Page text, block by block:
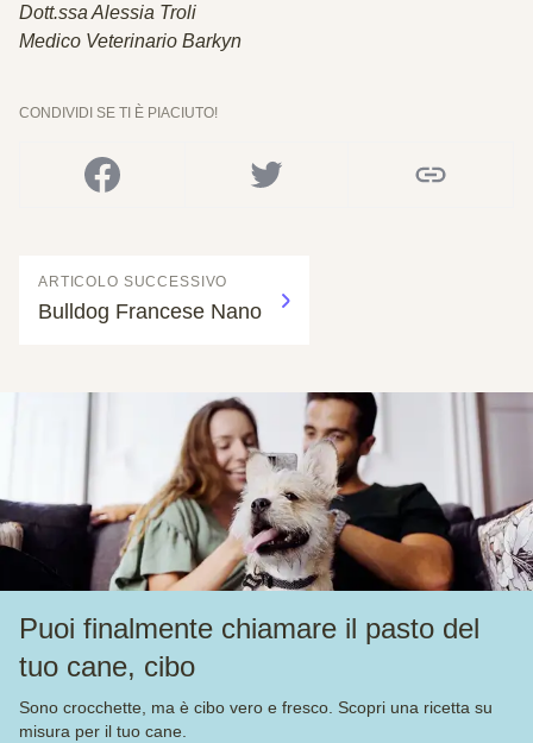
Dott.ssa Alessia Troli
Medico Veterinario Barkyn
CONDIVIDI SE TI È PIACIUTO!
ARTICOLO SUCCESSIVO
Bulldog Francese Nano
Puoi finalmente chiamare il pasto del
tuo cane, cibo
Sono crocchette, ma è cibo vero e fresco. Scopri una ricetta su
misura per il tuo cane.